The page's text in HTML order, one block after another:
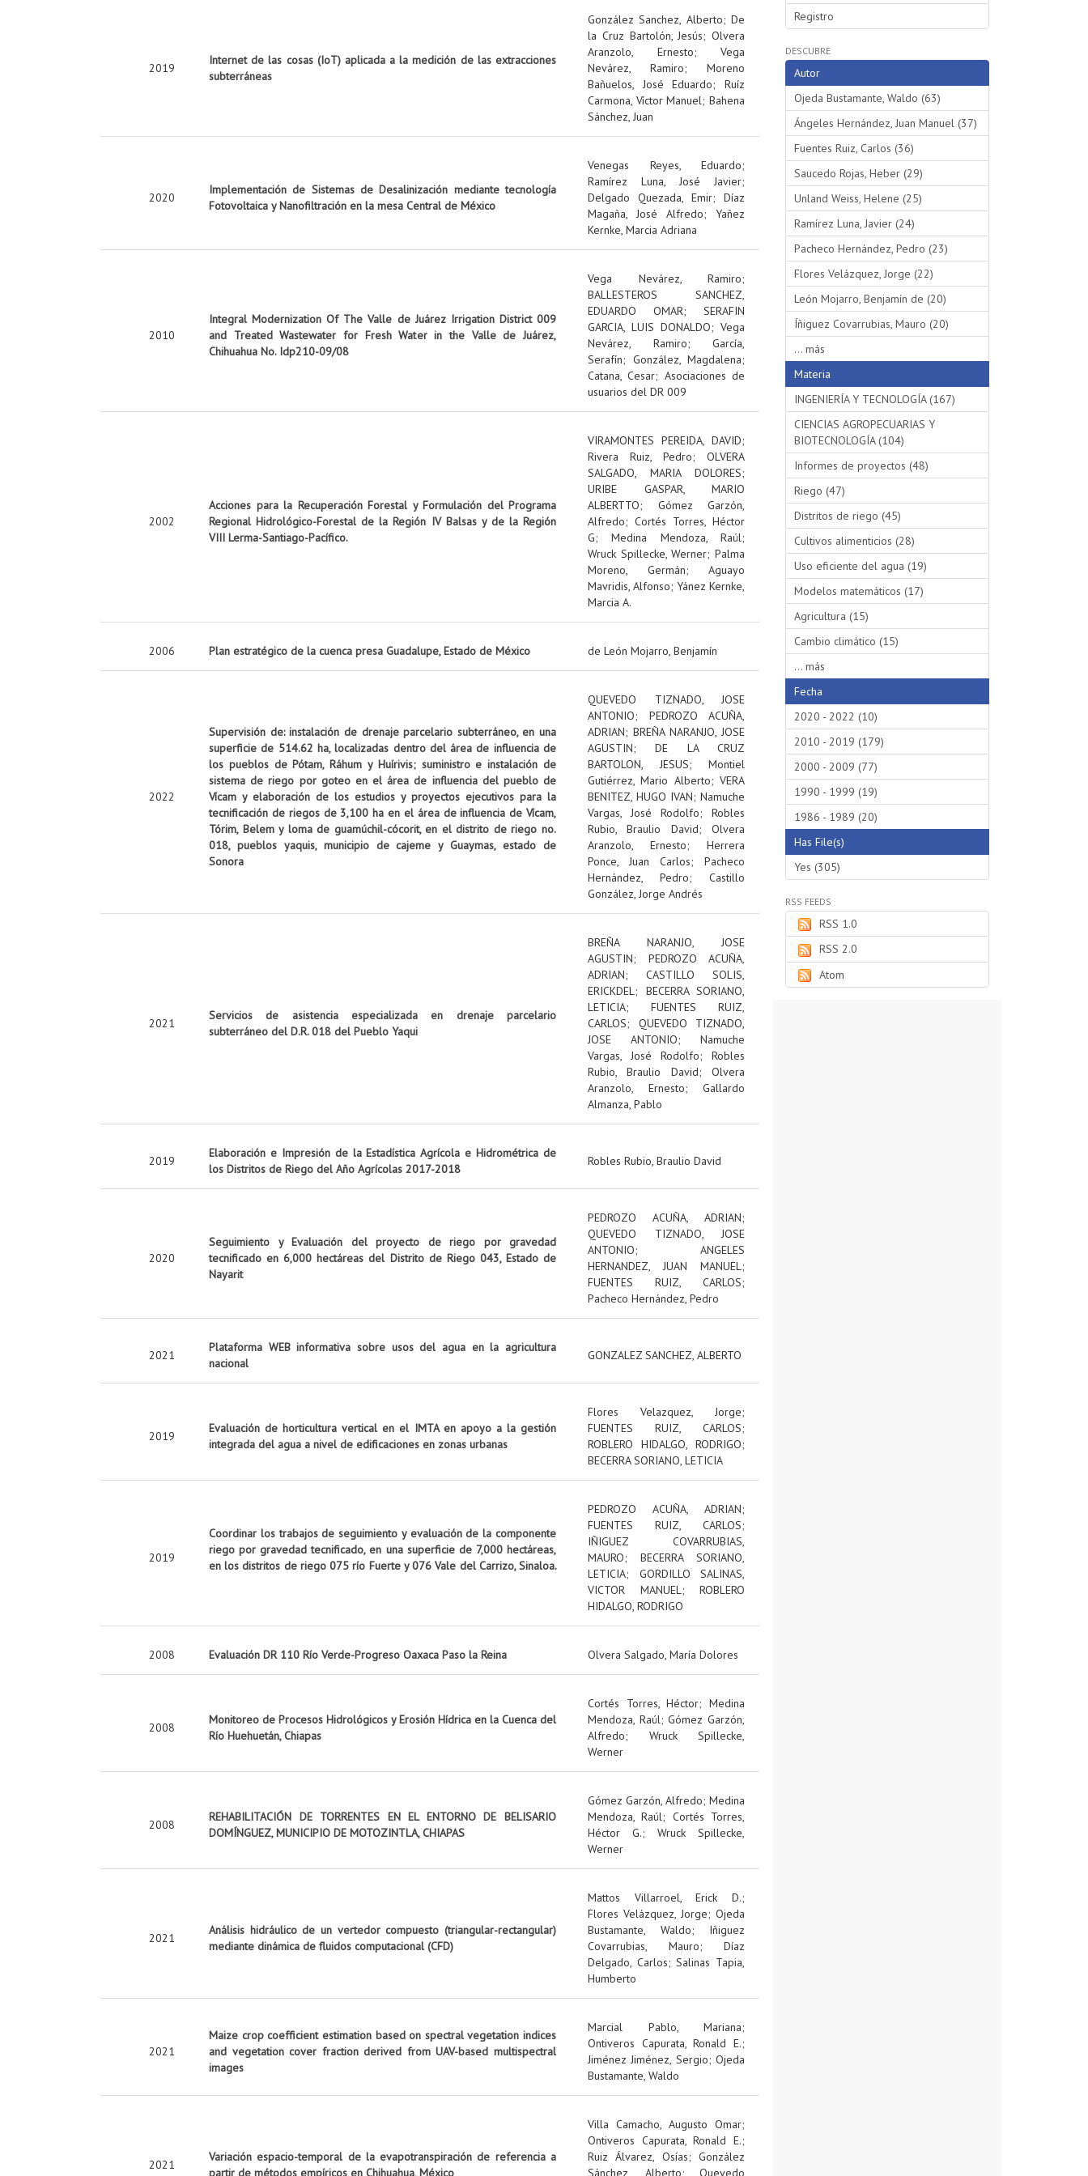
2019
Internet de las cosas (IoT) aplicada a la medición de las extracciones
subterráneas
González Sanchez, Alberto;De
la Cruz Bartolón, Jesús; Olvera
Aranzolo, Ernesto; Vega
Nevárez, Ramiro; Moreno
Bañuelos, José Eduardo;Ruíz
Carmona, Víctor Manuel;Bahena
Sánchez, Juan
2020
Implementación de Sistemas de Desalinización mediante tecnología
Fotovoltaica y Nanofiltración en la mesa Central de México
Venegas Reyes, Eduardo;
Ramírez Luna, José Javier;
Delgado Quezada, Emir; Díaz
Magaña, José Alfredo; Yañez
Kernke, Marcia Adriana
2010
Integral Modernization Of The Valle de Juárez Irrigation District 009
and Treated Wastewater for Fresh Water in the Valle de Juárez,
Chihuahua No. Idp210-09/08
Vega Nevárez, Ramiro;
BALLESTEROS SANCHEZ,
EDUARDO OMAR; SERAFIN
GARCIA, LUIS DONALDO; Vega
Nevárez, Ramiro; García,
Serafín; González, Magdalena;
Catana, Cesar; Asociaciones de
usuarios del DR 009
2002
Acciones para la Recuperación Forestal y Formulación del Programa
Regional Hidrológico-Forestal de la Región IV Balsas y de la Región
VIII Lerma-Santiago-Pacífico.
VIRAMONTES PEREIDA, DAVID;
Rivera Ruiz, Pedro; OLVERA
SALGADO, MARIA DOLORES;
URIBE GASPAR, MARIO
ALBERTTO; Gómez Garzón,
Alfredo; Cortés Torres, Héctor
G;Medina Mendoza, Raúl;
Wruck Spillecke, Werner;Palma
Moreno, Germán; Aguayo
Mavridis, Alfonso; Yánez Kernke,
Marcia A.
2006 Plan estratégico de la cuenca presa Guadalupe, Estado de México de León Mojarro, Benjamín
2022
Supervisión de: instalación de drenaje parcelario subterráneo, en una
superficie de 514.62 ha, localizadas dentro del área de influencia de
los pueblos de Pótam, Ráhum y Huírivis; suministro e instalación de
sistema de riego por goteo en el área de influencia del pueblo de
Vícam y elaboración de los estudios y proyectos ejecutivos para la
tecnificación de riegos de 3,100 ha en el área de influencia de Vícam,
Tórim, Belem y loma de guamúchil-cócorit, en el distrito de riego no.
018, pueblos yaquis, municipio de cajeme y Guaymas, estado de
Sonora
QUEVEDO TIZNADO, JOSE
ANTONIO; PEDROZO ACUÑA,
ADRIAN; BREÑA NARANJO, JOSE
AGUSTIN;DE LA CRUZ
BARTOLON, JESUS; Montiel
Gutiérrez, Mario Alberto;VERA
BENITEZ, HUGO IVAN; Namuche
Vargas, José Rodolfo; Robles
Rubio, Braulio David;Olvera
Aranzolo, Ernesto; Herrera
Ponce, Juan Carlos; Pacheco
Hernández, Pedro; Castillo
González, Jorge Andrés
2021
Servicios de asistencia especializada en drenaje parcelario
subterráneo del D.R. 018 del Pueblo Yaqui
BREÑA NARANJO, JOSE
AGUSTIN; PEDROZO ACUÑA,
ADRIAN; CASTILLO SOLIS,
ERICKDEL; BECERRA SORIANO,
LETICIA; FUENTES RUIZ,
CARLOS; QUEVEDO TIZNADO,
JOSE ANTONIO; Namuche
Vargas, José Rodolfo; Robles
Rubio, Braulio David;Olvera
Aranzolo, Ernesto; Gallardo
Almanza, Pablo
2019
Elaboración e Impresión de la Estadística Agrícola e Hidrométrica de
los Distritos de Riego del Año Agrícolas 2017-2018
Robles Rubio, Braulio David
2020
Seguimiento y Evaluación del proyecto de riego por gravedad
tecnificado en 6,000 hectáreas del Distrito de Riego 043, Estado de
Nayarit
PEDROZO ACUÑA, ADRIAN;
QUEVEDO TIZNADO, JOSE
ANTONIO; ANGELES
HERNANDEZ, JUAN MANUEL;
FUENTES RUIZ, CARLOS;
Pacheco Hernández, Pedro
2021
Plataforma WEB informativa sobre usos del agua en la agricultura
nacional
GONZALEZ SANCHEZ, ALBERTO
2019
Evaluación de horticultura vertical en el IMTA en apoyo a la gestión
integrada del agua a nivel de edificaciones en zonas urbanas
Flores Velazquez, Jorge;
FUENTES RUIZ, CARLOS;
ROBLERO HIDALGO, RODRIGO;
BECERRA SORIANO, LETICIA
2019
Coordinar los trabajos de seguimiento y evaluación de la componente
riego por gravedad tecnificado, en una superficie de 7,000 hectáreas,
en los distritos de riego 075 río Fuerte y 076 Vale del Carrizo, Sinaloa.
PEDROZO ACUÑA, ADRIAN;
FUENTES RUIZ, CARLOS;
IÑIGUEZ COVARRUBIAS,
MAURO; BECERRA SORIANO,
LETICIA; GORDILLO SALINAS,
VICTOR MANUEL; ROBLERO
HIDALGO, RODRIGO
2008 Evaluación DR 110 Río Verde-Progreso Oaxaca Paso la Reina Olvera Salgado, María Dolores
2008
Monitoreo de Procesos Hidrológicos y Erosión Hídrica en la Cuenca del
Río Huehuetán, Chiapas
Cortés Torres, Héctor;Medina
Mendoza, Raúl;Gómez Garzón,
Alfredo; Wruck Spillecke,
Werner
2008
REHABILITACIÓN DE TORRENTES EN EL ENTORNO DE BELISARIO
DOMÍNGUEZ, MUNICIPIO DE MOTOZINTLA, CHIAPAS
Gómez Garzón, Alfredo; Medina
Mendoza, Raúl; Cortés Torres,
Héctor G.; Wruck Spillecke,
Werner
2021
Análisis hidráulico de un vertedor compuesto (triangular-rectangular)
mediante dinámica de fluidos computacional (CFD)
Mattos Villarroel, Erick D.;
Flores Velázquez, Jorge; Ojeda
Bustamante, Waldo; Iñiguez
Covarrubias, Mauro; Díaz
Delgado, Carlos;Salinas Tapia,
Humberto
2021
Maize crop coefficient estimation based on spectral vegetation indices
and vegetation cover fraction derived from UAV-based multispectral
images
Marcial Pablo, Mariana;
Ontiveros Capurata, Ronald E.;
Jiménez Jiménez, Sergio;Ojeda
Bustamante, Waldo
2021
Variación espacio-temporal de la evapotranspiración de referencia a
partir de métodos empíricos en Chihuahua, México
Villa Camacho, Augusto Omar;
Ontiveros Capurata, Ronald E.;
Ruiz Álvarez, Osías;González
Sánchez, Alberto; Quevedo
Registro
DESCUBRE
Autor
Ojeda Bustamante, Waldo (63)
Ángeles Hernández, Juan Manuel (37)
Fuentes Ruiz, Carlos (36)
Saucedo Rojas, Heber (29)
Unland Weiss, Helene (25)
Ramírez Luna, Javier (24)
Pacheco Hernández, Pedro (23)
Flores Velázquez, Jorge (22)
León Mojarro, Benjamín de (20)
Íñiguez Covarrubias, Mauro (20)
... más
Materia
INGENIERÍA Y TECNOLOGÍA (167)
CIENCIAS AGROPECUARIAS Y
BIOTECNOLOGÍA (104)
Informes de proyectos (48)
Riego (47)
Distritos de riego (45)
Cultivos alimenticios (28)
Uso eficiente del agua (19)
Modelos matemáticos (17)
Agricultura (15)
Cambio climático (15)
... más
Fecha
2020 - 2022 (10)
2010 - 2019 (179)
2000 - 2009 (77)
1990 - 1999 (19)
1986 - 1989 (20)
Has File(s)
Yes (305)
RSS FEEDS
RSS 1.0
RSS 2.0
Atom